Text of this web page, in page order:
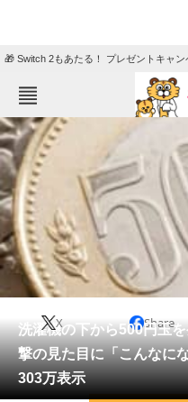
🎁 Switch 2もあたる！ プレゼントキャン
ねとらぼメニュー
TOP
エンタメ
グルメ
住まい
動物
会員記事
メディア
洗濯機の下から500円
撃の見た目に「こんなに
303万表示
X Share